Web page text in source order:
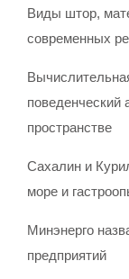
Виды штор,
современных
поведенческий
пространстве
Сахалин и
море и
Минэнерго
предприятий